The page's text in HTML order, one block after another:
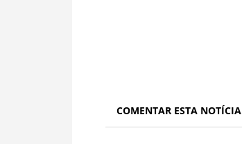
COMENTAR ESTA NOTÍCIA